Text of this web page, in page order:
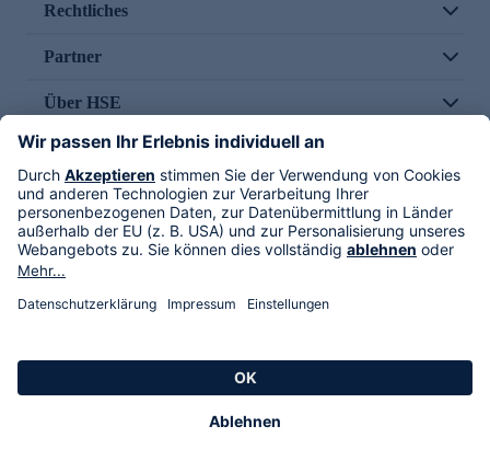
Rechtliches
Partner
Über HSE
Im TV
HSE International